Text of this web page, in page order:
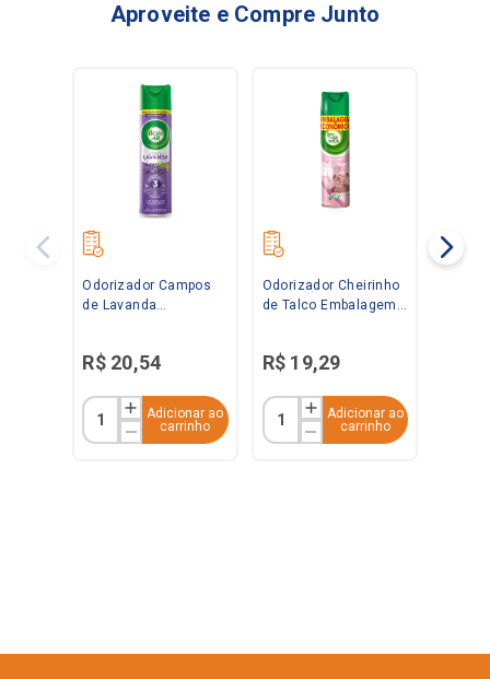
Aproveite e Compre Junto
Odorizador Campos
de Lavanda
Bom Ar
R$ 20,54
Adicionar ao
carrinho
Odorizador Cheirinho
de Talco Embalagem
R$ 19,29
Adicionar ao
carrinho